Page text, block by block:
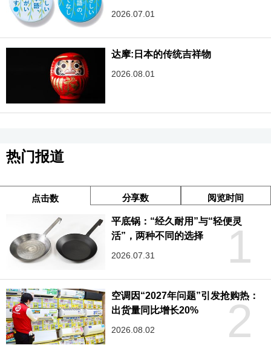
2026.07.01
达摩:日本的传统吉祥物
2026.08.01
热门报道
点击数 分享数 阅览时间
1
平底锅：“经久耐用”与“轻便灵
活”，两种不同的选择
2026.07.31
2
空调因“2027年问题”引发抢购热：
出货量同比增长20%
2026.08.02